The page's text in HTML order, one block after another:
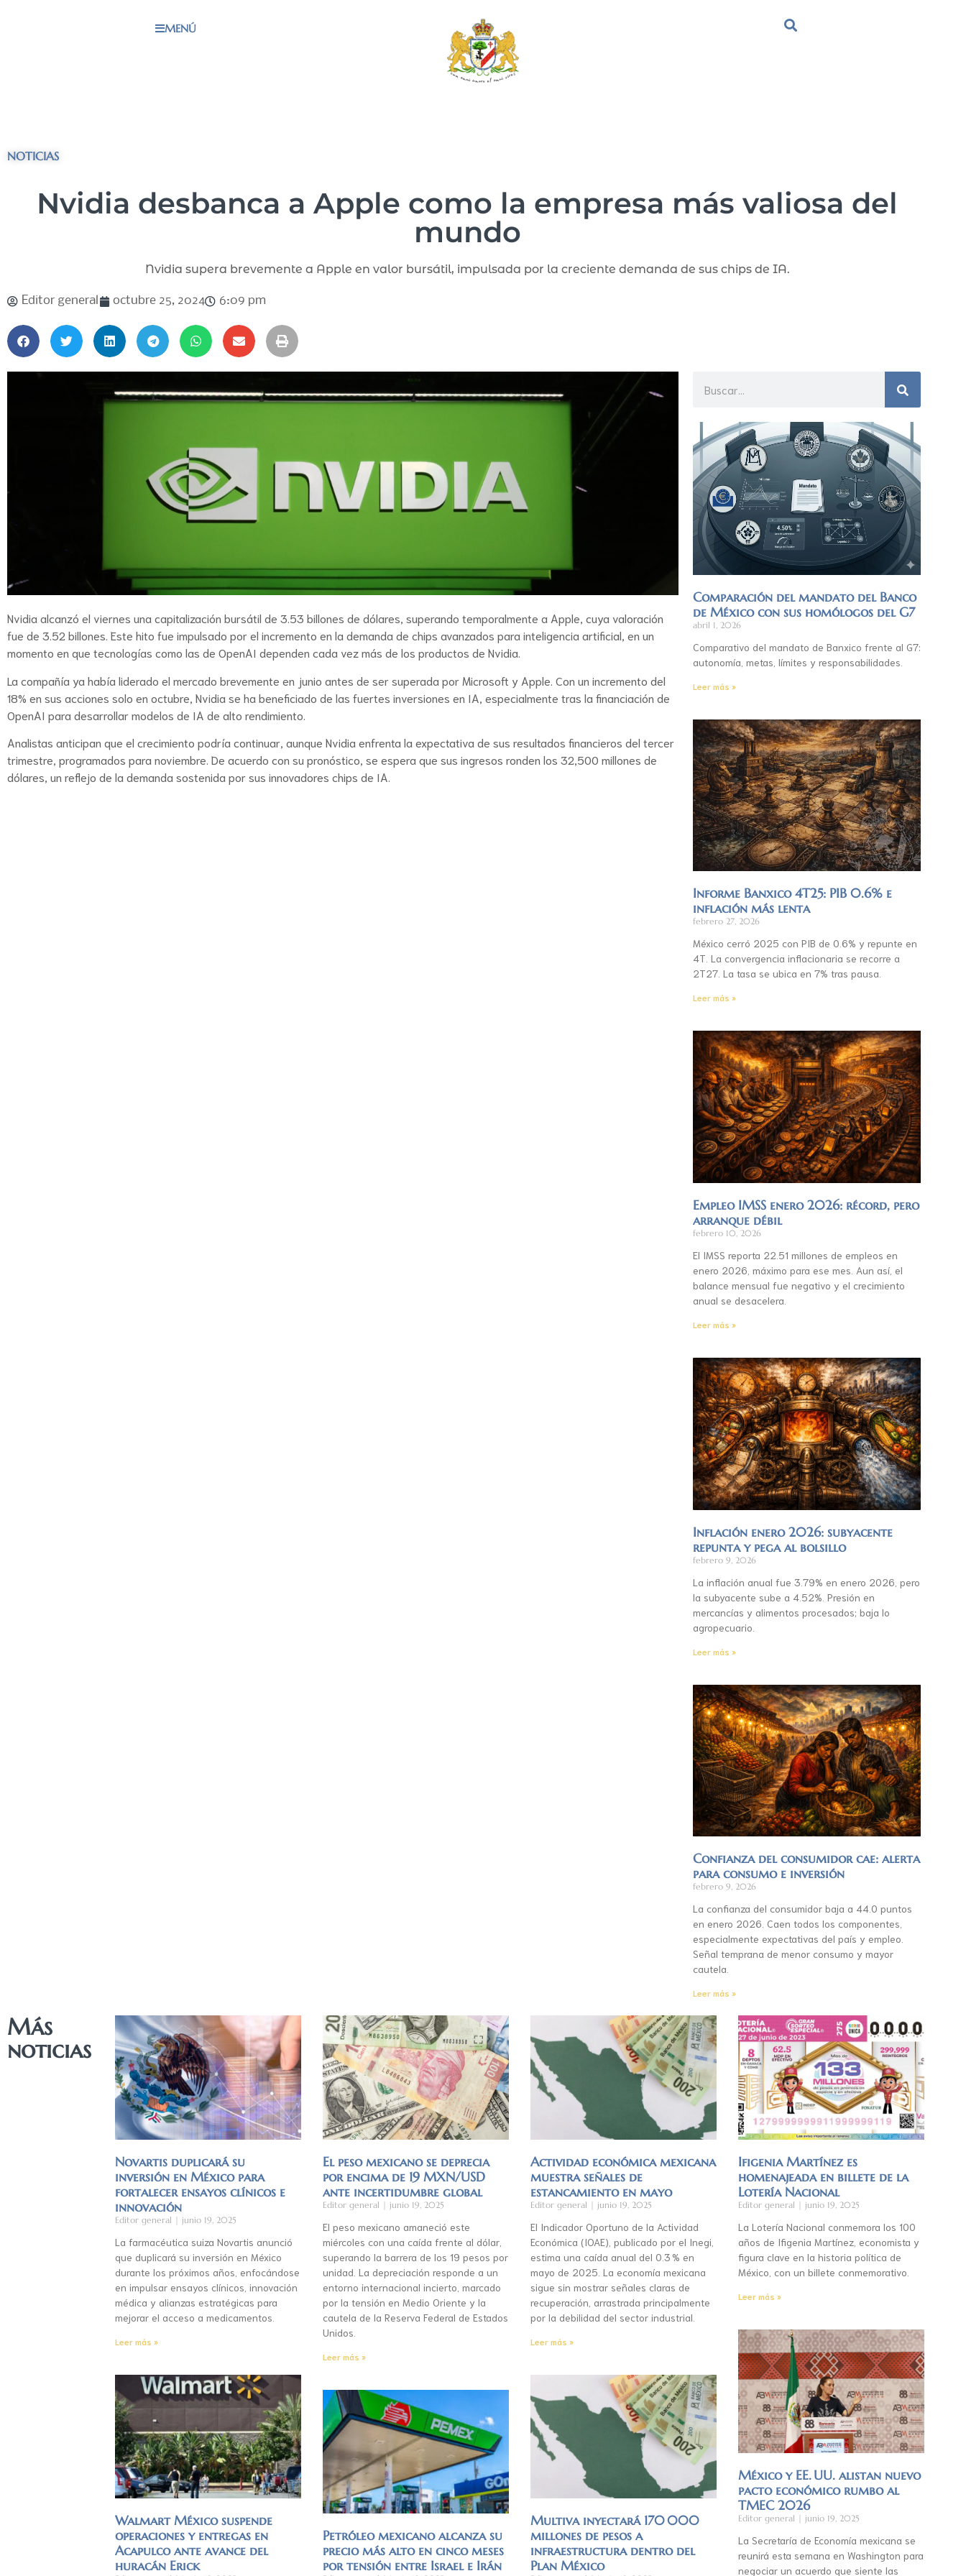
MENÚ
NOTICIAS
Nvidia desbanca a Apple como la empresa más valiosa del
mundo
Nvidia supera brevemente a Apple en valor bursátil, impulsada por la creciente demanda de sus chips de IA.
Editor general octubre 25, 2024 6:09 pm
Nvidia alcanzó el viernes una capitalización bursátil de 3.53 billones de dólares, superando temporalmente a Apple, cuya valoración
fue de 3.52 billones. Este hito fue impulsado por el incremento en la demanda de chips avanzados para inteligencia artificial, en un
momento en que tecnologías como las de OpenAI dependen cada vez más de los productos de Nvidia.
La compañía ya había liderado el mercado brevemente en junio antes de ser superada por Microsoft y Apple. Con un incremento del
18% en sus acciones solo en octubre, Nvidia se ha beneficiado de las fuertes inversiones en IA, especialmente tras la financiación de
OpenAI para desarrollar modelos de IA de alto rendimiento.
Analistas anticipan que el crecimiento podría continuar, aunque Nvidia enfrenta la expectativa de sus resultados financieros del tercer
trimestre, programados para noviembre. De acuerdo con su pronóstico, se espera que sus ingresos ronden los 32,500 millones de
dólares, un reflejo de la demanda sostenida por sus innovadores chips de IA.
Comparación del mandato del Banco
de México con sus homólogos del G7
abril 1, 2026
Comparativo del mandato de Banxico frente al G7:
autonomía, metas, límites y responsabilidades.
Leer más »
Informe Banxico 4T25: PIB 0.6% e
inflación más lenta
febrero 27, 2026
México cerró 2025 con PIB de 0.6% y repunte en
4T. La convergencia inflacionaria se recorre a
2T27. La tasa se ubica en 7% tras pausa.
Leer más »
Empleo IMSS enero 2026: récord, pero
arranque débil
febrero 10, 2026
El IMSS reporta 22.51 millones de empleos en
enero 2026, máximo para ese mes. Aun así, el
balance mensual fue negativo y el crecimiento
anual se desacelera.
Leer más »
Inflación enero 2026: subyacente
repunta y pega al bolsillo
febrero 9, 2026
La inflación anual fue 3.79% en enero 2026, pero
la subyacente sube a 4.52%. Presión en
mercancías y alimentos procesados; baja lo
agropecuario.
Leer más »
Confianza del consumidor cae: alerta
para consumo e inversión
febrero 9, 2026
La confianza del consumidor baja a 44.0 puntos
en enero 2026. Caen todos los componentes,
especialmente expectativas del país y empleo.
Señal temprana de menor consumo y mayor
cautela.
Leer más »
Más
noticias
Novartis duplicará su
inversión en México para
fortalecer ensayos clínicos e
innovación
Editor general junio 19, 2025
La farmacéutica suiza Novartis anunció
que duplicará su inversión en México
durante los próximos años, enfocándose
en impulsar ensayos clínicos, innovación
médica y alianzas estratégicas para
mejorar el acceso a medicamentos.
Leer más »
El peso mexicano se deprecia
por encima de 19 MXN/USD
ante incertidumbre global
Editor general junio 19, 2025
El peso mexicano amaneció este
miércoles con una caída frente al dólar,
superando la barrera de los 19 pesos por
unidad. La depreciación responde a un
entorno internacional incierto, marcado
por la tensión en Medio Oriente y la
cautela de la Reserva Federal de Estados
Unidos.
Leer más »
Actividad económica mexicana
muestra señales de
estancamiento en mayo
Editor general junio 19, 2025
El Indicador Oportuno de la Actividad
Económica (IOAE), publicado por el Inegi,
estima una caída anual del 0.3 % en
mayo de 2025. La economía mexicana
sigue sin mostrar señales claras de
recuperación, arrastrada principalmente
por la debilidad del sector industrial.
Leer más »
Ifigenia Martínez es
homenajeada en billete de la
Lotería Nacional
Editor general junio 19, 2025
La Lotería Nacional conmemora los 100
años de Ifigenia Martínez, economista y
figura clave en la historia política de
México, con un billete conmemorativo.
Leer más »
Walmart México suspende
operaciones y entregas en
Acapulco ante avance del
huracán Erick
Petróleo mexicano alcanza su
precio más alto en cinco meses
por tensión entre Israel e Irán
Multiva inyectará 170 000
millones de pesos a
infraestructura dentro del
Plan México
México y EE. UU. alistan nuevo
pacto económico rumbo al
TMEC 2026
Editor general junio 19, 2025
La Secretaría de Economía mexicana se
reunirá esta semana en Washington para
negociar un acuerdo que siente las